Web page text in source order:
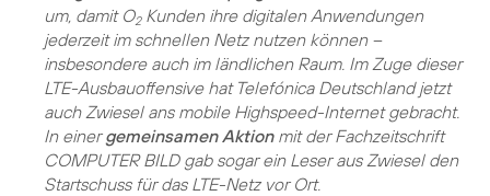
um, damit O2Kunden ihre digitalen Anwendungen
jederzeit im schnellen Netz nutzen können –
insbesondere auch im ländlichen Raum. Im Zuge dieser
LTE-Ausbauoffensive hat Telefónica Deutschland jetzt
auch Zwiesel ans mobile Highspeed-Internet gebracht.
In einergemeinsamen Aktionmit der Fachzeitschrift
COMPUTER BILD gab sogar ein Leser aus Zwiesel den
Startschuss für das LTE-Netz vor Ort.